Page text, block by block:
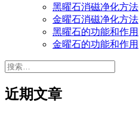
黑曜石消磁净化方法
金曜石消磁净化方法
黑曜石的功能和作用
金曜石的功能和作用
搜
近期文章